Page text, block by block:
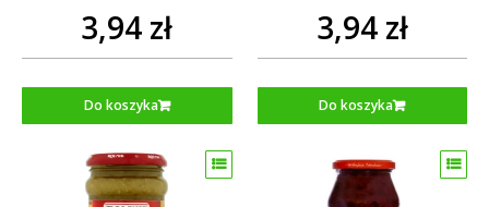
3,94 zł
Do koszyka
3,94 zł
Do koszyka